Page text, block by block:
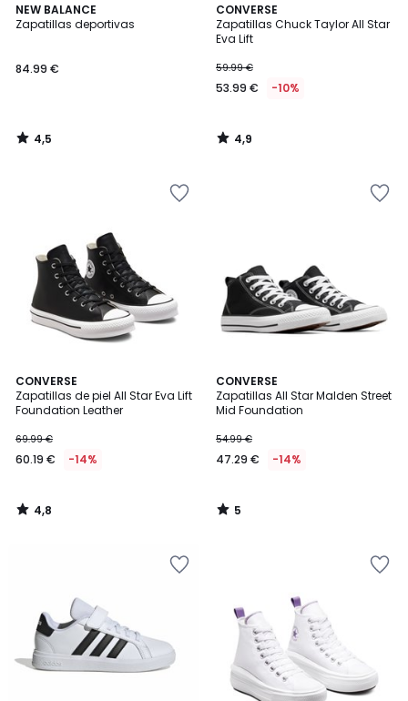
NEW BALANCE
Zapatillas deportivas
84.99 €
4,5
/ 5
4,5
/
CONVERSE
Zapatillas Chuck Taylor All Star
Eva Lift
59.99 €
53.99 € -10%
4,9
/ 5
4,9
/
CONVERSE
Zapatillas de piel All Star Eva Lift
Foundation Leather
69.99 €
60.19 € -14%
4,8
/ 5
4,8
/
CONVERSE
Zapatillas All Star Malden Street
Mid Foundation
54.99 €
47.29 € -14%
5
/
5
5
/